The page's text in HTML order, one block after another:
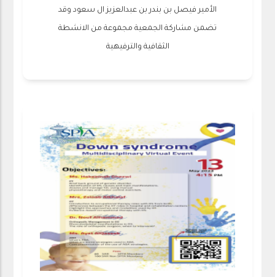
الأمير فيصل بن بندر بن عبدالعزيز ال سعود وقد
تضمن مشاركة الجمعية مجموعة من الانشطة
الثقافية والترفيهية